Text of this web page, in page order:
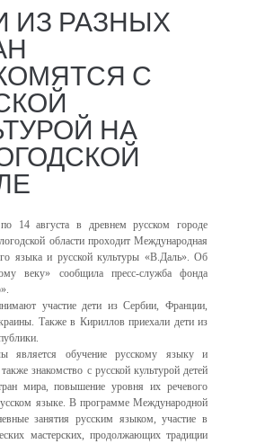
ИЗ РАЗНЫХ
С
НА
14 августа в древнем русском городе
области проходит Международная
языка и русской культуры «В.Даль». Об
веку» сообщила пресс-служба фонда
участие дети из Сербии, Франции,
Также в Кириллов приехали дети из
является обучение русскому языку и
знакомство с русской культурой детей
мира, повышение уровня их речевого
языке. В программе Международной
занятия русским языком, участие в
мастерских, продолжающих традиции